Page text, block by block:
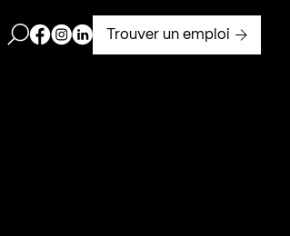
Ouvrir la barre de recherche
Page Facebook de Kollectif
Page Instagram de Kollectif
Page Linkedin de Kollectif
Trouver un emploi